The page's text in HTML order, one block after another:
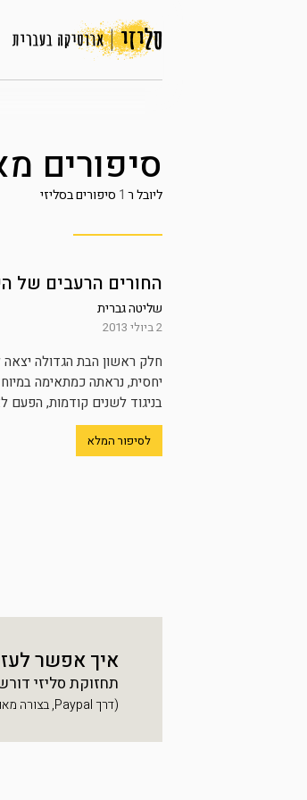
סיפורים
ליובל ר 1 סיפורים בסליזי
החורים הרעבים של
שליטה גברית
2 ביולי 2013
חלק ראשון הבת הגדולה
יחסית, נראתה כמתאימה
בניגוד לשנים קודמות, הפעם
לסיפור המלא
איך אפשר
תחזוקת סליזי
(דרך Paypal, בצורה מאובטחת, אנונימית ומהירה)